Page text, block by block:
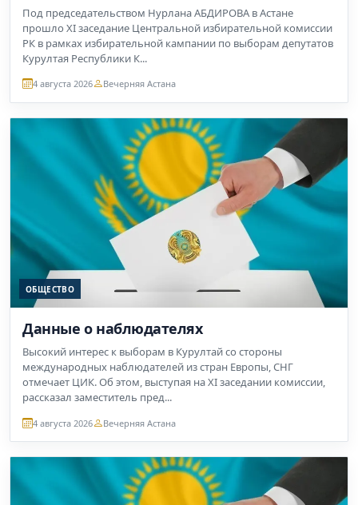
Под председательством Нурлана АБДИРОВА в Астане
прошло XI заседание Центральной избирательной комиссии
РК в рамках избирательной кампании по выборам депутатов
Курултая Республики К...
4 августа 2026 Вечерняя Астана
ОБЩЕСТВО
Данные о наблюдателях
Высокий интерес к выборам в Курултай со стороны
международных наблюдателей из стран Европы, СНГ
отмечает ЦИК. Об этом, выступая на XI заседании комиссии,
рассказал заместитель пред...
4 августа 2026 Вечерняя Астана